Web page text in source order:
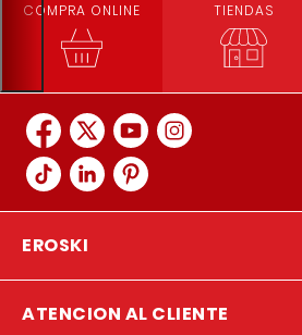
COMPRA ONLINE TIENDAS
EROSKI
ATENCION AL CLIENTE